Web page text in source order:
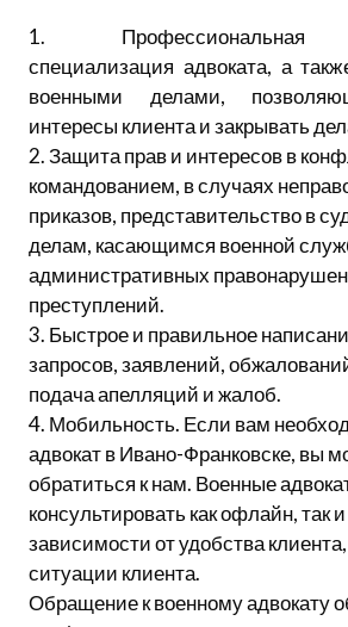
1. Профессиональная
специализация адвоката, а
военными делами,
интересы клиента и закрывать
2. Защита прав и интересов в
командованием, в случаях
приказов, представительство в
делам, касающимся военной
административных
преступлений.
3. Быстрое и правильное
запросов, заявлений,
подача апелляций и жалоб.
4. Мобильность. Если вам
адвокат в Ивано-Франковске, вы
обратиться к нам. Военные
консультировать как офлайн, так
зависимости от удобства
ситуации клиента.
Обращение к военному адвокату